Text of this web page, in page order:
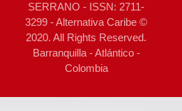
SERRANO - ISSN: 2711-
3299 - Alternativa Caribe ©
2020. All Rights Reserved.
Barranquilla - Atlántico -
Colombia